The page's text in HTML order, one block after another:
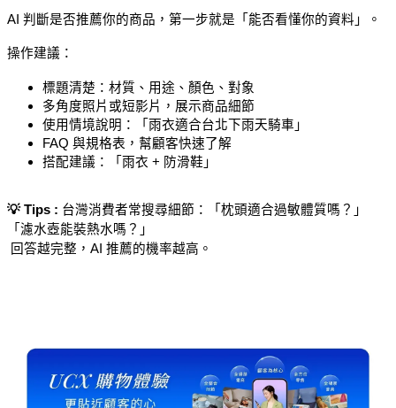
AI 判斷是否推薦你的商品，第一步就是「能否看懂你的資料」。
操作建議：
標題清楚：材質、用途、顏色、對象
多角度照片或短影片，展示商品細節
使用情境說明：「雨衣適合台北下雨天騎車」
FAQ 與規格表，幫顧客快速了解
搭配建議：「雨衣 + 防滑鞋」
💡 Tips : 台灣消費者常搜尋細節：「枕頭適合過敏體質嗎？」
「濾水壺能裝熱水嗎？」
回答越完整，AI 推薦的機率越高。